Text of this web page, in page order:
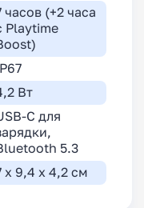
часов (+2 часа
Playtime
Вт
C для
5.3
x 9,4 x 4,2 см